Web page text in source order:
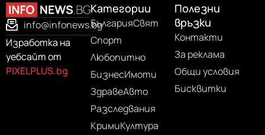
info@infonews.bg
Изработка на
уебсайт от
PIXELPLUS.bg
Категории
БългарияСвят
Спорт
Любопитно
БизнесИмоти
ЗдравеАвто
Разследвания
КримиКултура
Полезни
връзки
Контакти
За реклама
Общи условия
Бисквитки